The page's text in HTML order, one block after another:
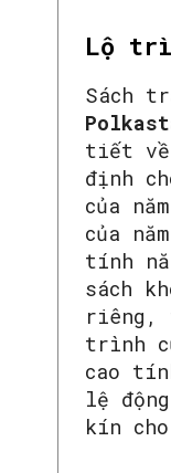
Lộ
Sách
tiết về
định
của
của
tính
sách
riêng,
trình
cao
lệ
kín cho